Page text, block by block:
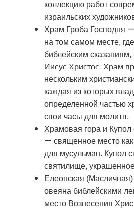
коллекцию работ
израильских
Храм Гроба Господня —
на том самом месте,
библейским
Иисус Христос. Храм
нескольким
каждая из которых
определенной частью
свои часы для молитв.
Храмовая гора и Купол
— священное место
для мусульман. Купол
святилище,
Елеонская (Масличная)
овеяна библейскими
место Вознесения